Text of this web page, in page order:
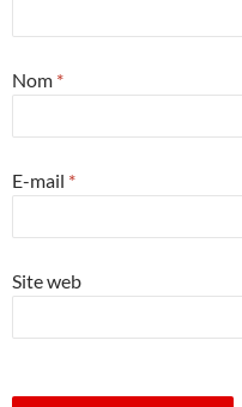
Nom *
E-mail *
Site web